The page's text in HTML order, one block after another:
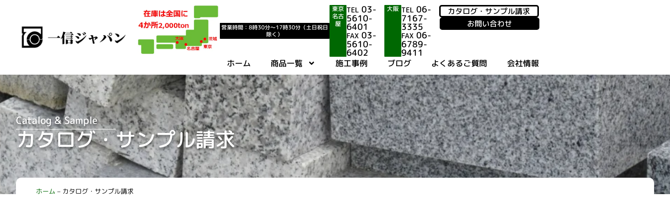
営業時間：8時30分〜17時30分（土日祝日
除く）
東京
名古
屋
TEL 03-
5610-
6401
FAX 03-
5610-
6402
大阪 TEL 06-
7167-
3335
FAX 06-
6789-
9411
カタログ・サンプル請求
お問い合わせ
ホーム 商品一覧 施工事例 ブログ よくあるご質問 会社情報
Catalog & Sample
カタログ・サンプル請求
ホーム – カタログ・サンプル請求